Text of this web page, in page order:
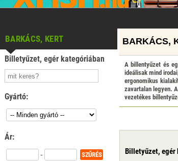
BARKÁCS, KERT
Billetyűzet, egér kategóriában
Gyártó:
Ár:
-
A billentyűzet és
ideálisak mind
ergonomikus
zavartalan legyen.
vezetékes
Billetyűzet, egér